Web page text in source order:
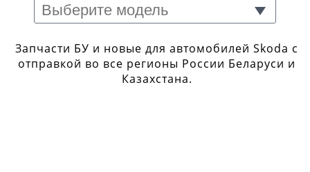
Запчасти БУ и новые для автомобилей Skoda с
отправкой во все регионы России Беларуси и
Казахстана.